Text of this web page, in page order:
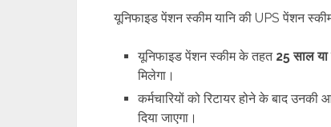
यूनिफाइड पेंशन स्कीम यानि की UPS पेंशन
यूनिफाइड पेंशन स्कीम के तहत 25 साल या
मिलेगा।
कर्मचारियों को रिटायर होने के बाद
दिया जाएगा।